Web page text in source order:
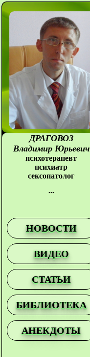
ДРАГОВОЗ
Владимир Юрьевич
психотерапевт
психиатр
сексопатолог
...
НОВОСТИ
ВИДЕО
СТАТЬИ
БИБЛИОТЕКА
АНЕКДОТЫ